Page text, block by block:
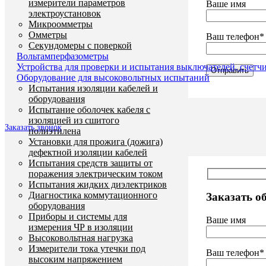
Ваше имя
Ваш телефон*
Заказать звонок
Заказать
Ваше имя
Ваш телефон*
измерители параметров
электроустановок
Микроомметры
Омметры
Секундомеры с поверкой
Вольтамперфазометры
Устройства для проверки и испытания выключателей,
Оборудование для высоковольтных испытаний
Испытания изоляции кабелей и
оборудования
Испытание оболочек кабеля с
изоляцией из сшитого
полиэтилена
Установки для прожига (дожига)
дефектной изоляции кабелей
Испытания средств защиты от
поражения электрическим током
Испытания жидких диэлектриков
Диагностика коммутационного
оборудования
Приборы и системы для
измерения ЧР в изоляции
Высоковольтная нагрузка
Измерители тока утечки под
высоким напряжением